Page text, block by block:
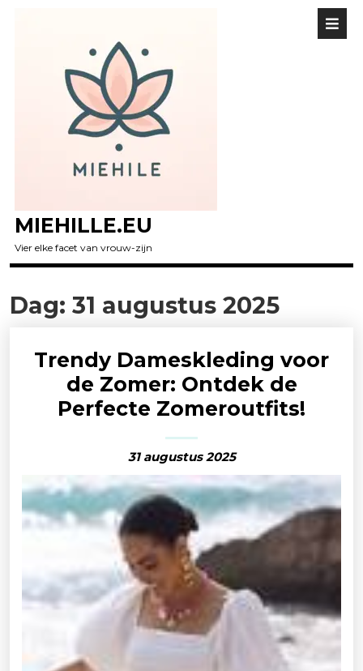
MIEHILLE.EU
Vier elke facet van vrouw-zijn
Dag: 31 augustus 2025
Trendy Dameskleding voor
de Zomer: Ontdek de
Perfecte Zomeroutfits!
31 augustus 2025